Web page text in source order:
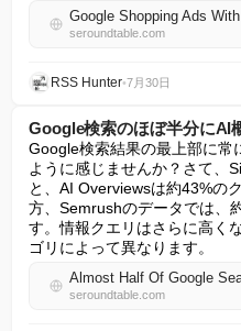
seroundtable.com
RSS Hunter•7月30日
Google検索のほぼ半分にAI
Google検索結果の最上部に常
ように感じませんか？さて、
と、AI Overviewsは約43%の
方、Semrushのデータでは、
す。情報クエリはさらに高く
ゴリによって異なります。
seroundtable.com